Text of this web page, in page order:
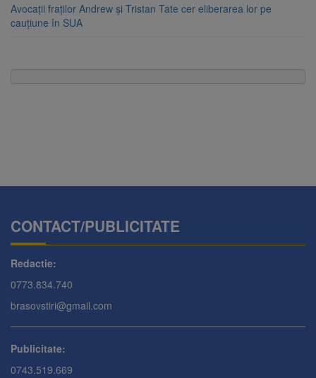
Avocații fraților Andrew și Tristan Tate cer eliberarea lor pe
cauțiune în SUA
CONTACT/PUBLICITATE
Redactie:
0773.834.740
brasovstiri@gmail.com
Publicitate:
0743.519.669